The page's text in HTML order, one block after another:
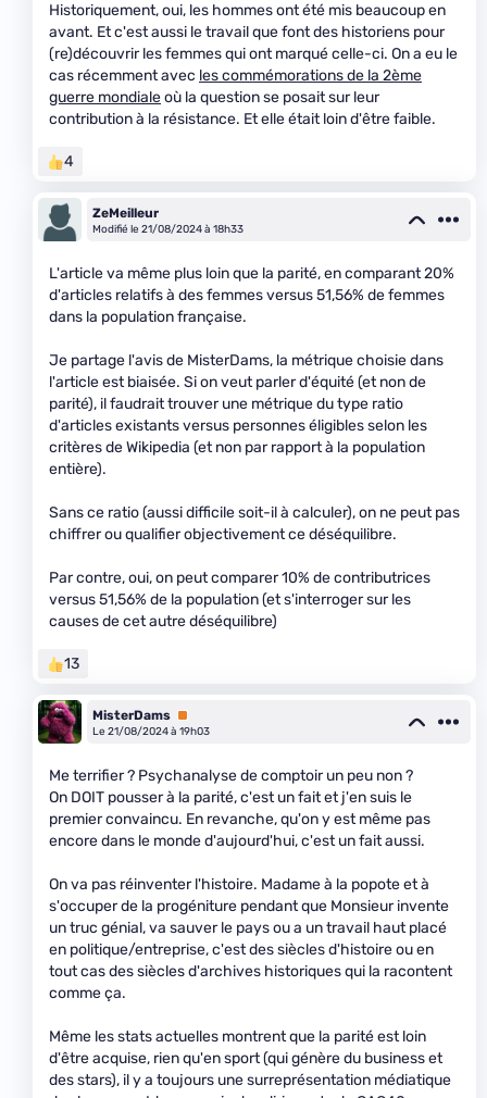
Historiquement, oui, les hommes ont été mis beaucoup en
avant. Et c'est aussi le travail que font des historiens pour
(re)découvrir les femmes qui ont marqué celle-ci. On a eu le
cas récemment avec les commémorations de la 2ème
guerre mondialeoù la question se posait sur leur
contribution à la résistance. Et elle était loin d'être faible.
4
ZeMeilleur
Modifié le 21/08/2024 à 18h33
L'article va même plus loin que la parité, en comparant 20%
d'articles relatifs à des femmes versus 51,56% de femmes
dans la population française.
Je partage l'avis de MisterDams, la métrique choisie dans
l'article est biaisée. Si on veut parler d'équité (et non de
parité), il faudrait trouver une métrique du type ratio
d'articles existants versus personnes éligibles selon les
critères de Wikipedia (et non par rapport à la population
entière).
Sans ce ratio (aussi difficile soit-il à calculer), on ne peut pas
chiffrer ou qualifier objectivement ce déséquilibre.
Par contre, oui, on peut comparer 10% de contributrices
versus 51,56% de la population (et s'interroger sur les
causes de cet autre déséquilibre)
13
MisterDams Premium
Le 21/08/2024 à 19h03
Me terrifier ? Psychanalyse de comptoir un peu non ?
On DOIT pousser à la parité, c'est un fait et j'en suis le
premier convaincu. En revanche, qu'on y est même pas
encore dans le monde d'aujourd'hui, c'est un fait aussi.
On va pas réinventer l'histoire. Madame à la popote et à
s'occuper de la progéniture pendant que Monsieur invente
un truc génial, va sauver le pays ou a un travail haut placé
en politique/entreprise, c'est des siècles d'histoire ou en
tout cas des siècles d'archives historiques qui la racontent
comme ça.
Même les stats actuelles montrent que la parité est loin
d'être acquise, rien qu'en sport (qui génère du business et
des stars), il y a toujours une surreprésentation médiatique